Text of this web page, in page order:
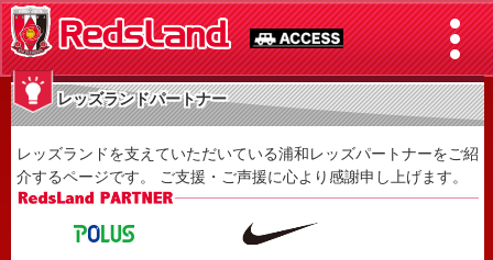
レッズランドパートナー
レッズランドを支えていただいている浦和レッズパートナーをご紹
介するページです。 ご支援・ご声援に心より感謝申し上げます。